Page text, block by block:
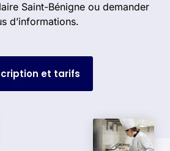
Saint-Bénigne ou demander
d’informations.
et tarifs